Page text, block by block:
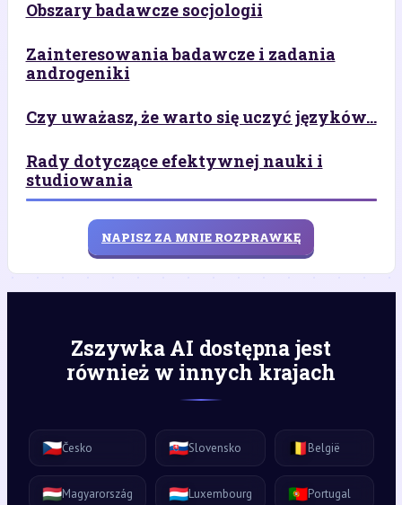
Obszary badawcze socjologii
Zainteresowania badawcze i zadania
androgeniki
Czy uważasz, że warto się uczyć języków...
Rady dotyczące efektywnej nauki i
studiowania
NAPISZ ZA MNIE ROZPRAWKĘ
Zszywka AI dostępna jest
również w innych krajach
🇨🇿Česko 🇸🇰Slovensko 🇧🇪België
🇭🇺Magyarország 🇱🇺Luxembourg 🇵🇹Portugal